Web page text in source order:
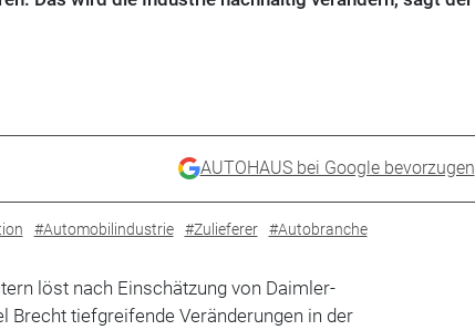
AUTOHAUS bei Google bevorzugen
#Automobilindustrie #Zulieferer #Autobranche
löst nach Einschätzung von Daimler-
tiefgreifende Veränderungen in der